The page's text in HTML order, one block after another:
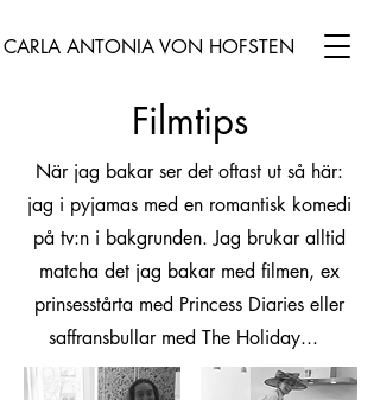
CARLA ANTONIA VON HOFSTEN
Filmtips
När jag bakar ser det oftast ut så här:
jag i pyjamas med en romantisk komedi
på tv:n i bakgrunden. Jag brukar alltid
matcha det jag bakar med filmen, ex
prinsesstårta med Princess Diaries eller
saffransbullar med The Holiday...